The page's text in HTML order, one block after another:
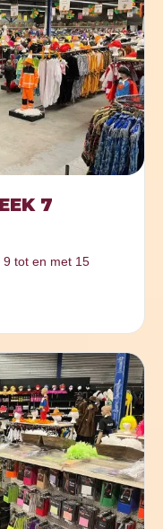
7
9 tot en met 15